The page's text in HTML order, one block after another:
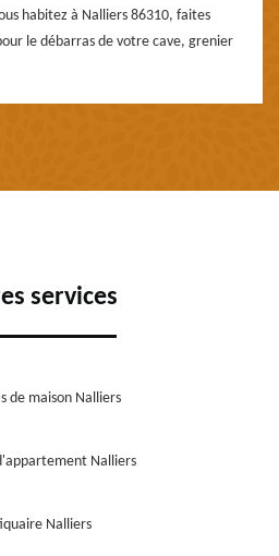
habitez à Nalliers 86310, faites
le débarras de votre cave, grenier
services
de maison Nalliers
Nalliers
Nalliers